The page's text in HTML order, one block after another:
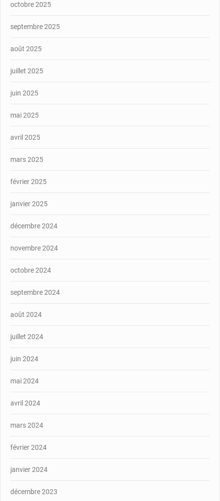
octobre 2025
septembre 2025
août 2025
juillet 2025
juin 2025
mai 2025
avril 2025
mars 2025
février 2025
janvier 2025
décembre 2024
novembre 2024
octobre 2024
septembre 2024
août 2024
juillet 2024
juin 2024
mai 2024
avril 2024
mars 2024
février 2024
janvier 2024
décembre 2023